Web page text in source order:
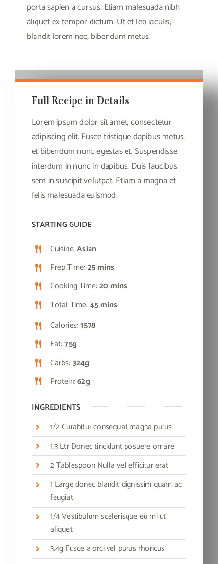
porta sapien a cursus. Etiam malesuada nibh
aliquet ex tempor dictum. Ut et leo iaculis,
blandit lorem nec, bibendum metus.
Full Recipe in Details
Lorem ipsum dolor sit amet, consectetur
adipiscing elit. Fusce tristique dapibus metus,
et bibendum nunc egestas et. Suspendisse
interdum in nunc in dapibus. Duis faucibus
sem in suscipit volutpat. Etiam a magna et
felis malesuada euismod.
STARTING GUIDE
Cuisine:Asian
Prep Time: 25 mins
Cooking Time:20 mins
Total Time: 45 mins
Calories:1578
Fat:75g
Carbs: 324g
Protein:62g
INGREDIENTS
1/2 Curabitur consequat magna purus
1.3 Ltr Donec tincidunt posuere ornare
2 Tablespoon Nulla vel efficitur erat
1 Large donec blandit dignissim quam ac
feugiat
1/4 Vestibulum scelerisque eu mi ut
aliquet
3.4g Fusce a orci vel purus rhoncus